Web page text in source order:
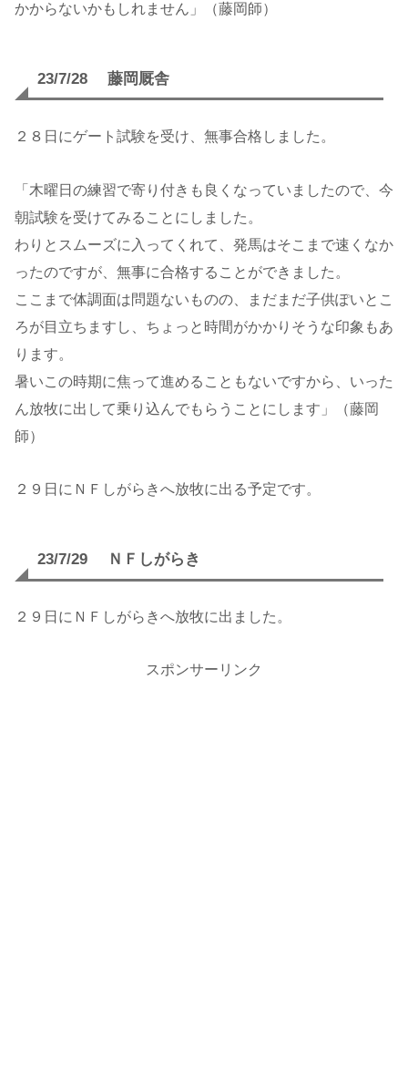
かからないかもしれません」（藤岡師）
23/7/28 藤岡厩舎
２８日にゲート試験を受け、無事合格しました。
「木曜日の練習で寄り付きも良くなっていましたので、今
朝試験を受けてみることにしました。
わりとスムーズに入ってくれて、発馬はそこまで速くなか
ったのですが、無事に合格することができました。
ここまで体調面は問題ないものの、まだまだ子供ぽいとこ
ろが目立ちますし、ちょっと時間がかかりそうな印象もあ
ります。
暑いこの時期に焦って進めることもないですから、いった
ん放牧に出して乗り込んでもらうことにします」（藤岡
師）
２９日にＮＦしがらきへ放牧に出る予定です。
23/7/29 ＮＦしがらき
２９日にＮＦしがらきへ放牧に出ました。
スポンサーリンク